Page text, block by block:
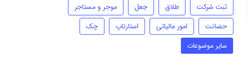
ثبت شرکت
طلاق جعل
موجر و مستاجر
حضانت
امور مالیاتی استارتاپ
چک
سایر موضوعات